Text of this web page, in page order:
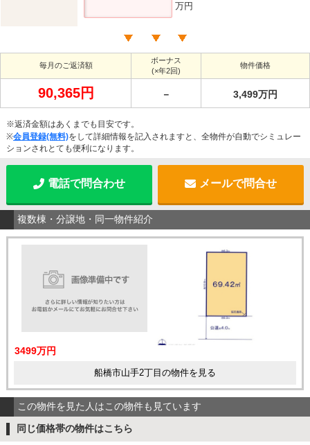
万円
毎月のご返済額
ボーナス
(×年2回)
物件価格
90,365円 － 3,499万円
※返済金額はあくまでも目安です。
※会員登録(無料)をして詳細情報を記入されますと、全物件が自動でシミュレー
ションされとても便利になります。
電話で問合わせ メールで問合せ
複数棟・分譲地・同一物件紹介
3499万円
船橋市山手2丁目の物件を見る
この物件を見た人はこの物件も見ています
同じ価格帯の物件はこちら